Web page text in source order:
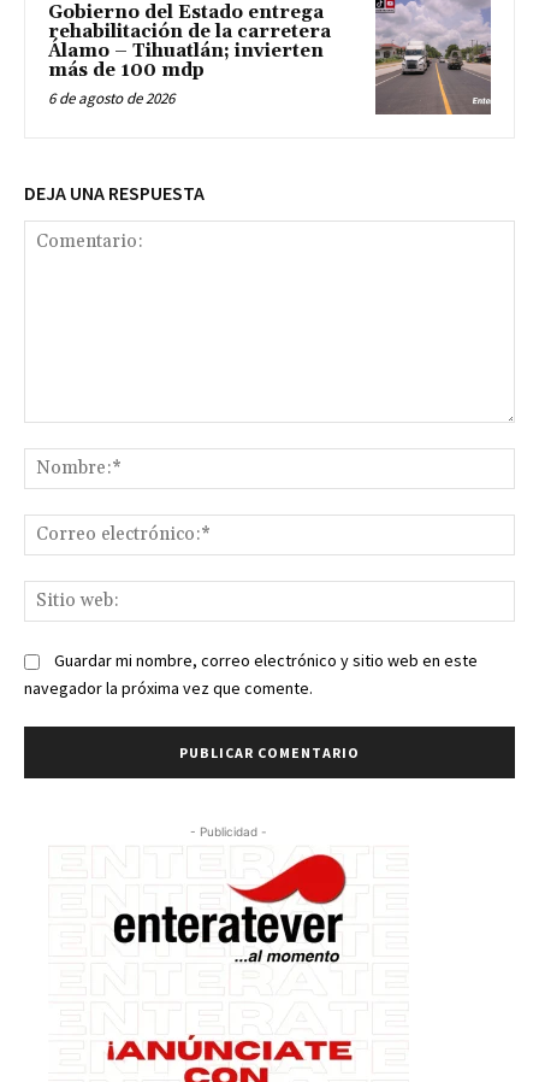
Gobierno del Estado entrega
rehabilitación de la carretera
Álamo – Tihuatlán; invierten
más de 100 mdp
6 de agosto de 2026
DEJA UNA RESPUESTA
Guardar mi nombre, correo electrónico y sitio web en este
navegador la próxima vez que comente.
- Publicidad -